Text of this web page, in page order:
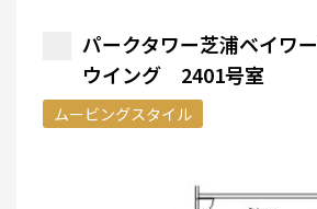
パークタワー芝浦ベイワ
ウイング 2401号室
ムービングスタイル